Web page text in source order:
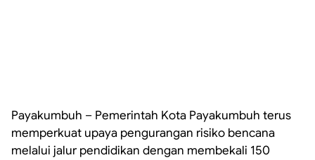
Payakumbuh – Pemerintah Kota Payakumbuh terus
memperkuat upaya pengurangan risiko bencana
melalui jalur pendidikan dengan membekali 150